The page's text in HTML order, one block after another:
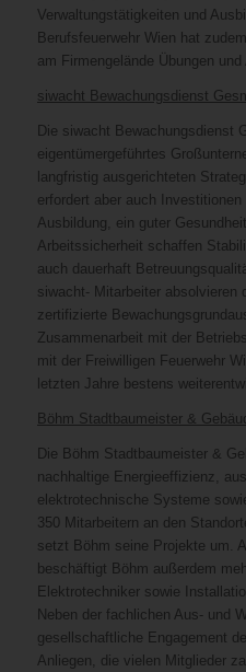
Verwaltungstätigkeiten und
Berufsfeuerwehr Wien hat
am Firmengelände Übungen
siwacht Bewachungsdienst
Die siwacht Bewachungsdienst
eigentümergeführtes
langfristig ausgerichteten
erfordert aber auch
Ausbildung, ein guter
Arbeitssicherheit schaffen
auch dauerhaft
siwacht- Mitarbeiter absolvieren
zertifizierte
Zusammenarbeit mit der
mit der Freiwilligen Feuerwehr
letzten Jahre bestens
Böhm Stadtbaumeister &
Die Böhm Stadtbaumeister &
nachhaltige Energieeffizienz,
elektrotechnische Systeme
350 Mitarbeitern an den
setzt Böhm seine Projekte um.
beschäftigt Böhm außerdem
Elektrotechniker sowie
Neben der fachlichen Aus- und
gesellschaftliche Engagement
Anliegen, die vielen Mitglieder